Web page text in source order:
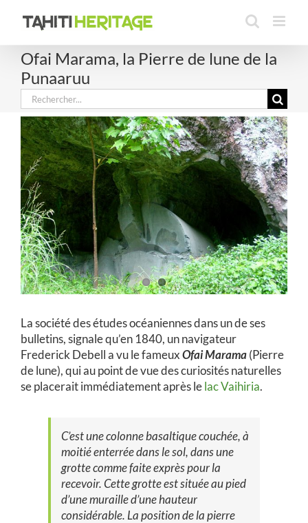
Ofai Marama, la Pierre de lune de la
Punaaruu
Rechercher:
La société des études océaniennes dans un de ses
bulletins, signale qu’en 1840, un navigateur
Frederick Debell a vu le fameuxOfai Marama(Pierre
de lune), qui au point de vue des curiosités naturelles
se placerait immédiatement après lelac Vaihiria.
C’est une colonne basaltique couchée, à
moitié enterrée dans le sol, dans une
grotte comme faite exprès pour la
recevoir. Cette grotte est située au pied
d’une muraille d’une hauteur
considérable. La position de la pierre